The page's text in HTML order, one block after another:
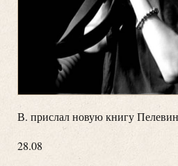
В. прислал новую книгу
28.08